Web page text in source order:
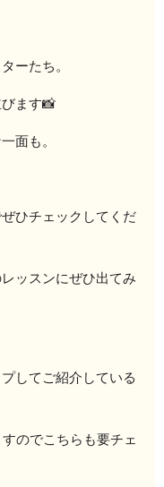
ーたち。
ます📸
面も。
ひチェックしてくだ
ッスンにぜひ出てみ
してご紹介している
のでこちらも要チェ